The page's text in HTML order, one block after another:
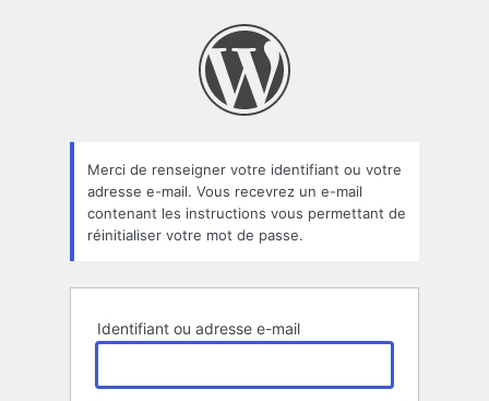
oublié
Merci de renseigner votre identifiant ou votre
adresse e-mail. Vous recevrez un e-mail
contenant les instructions vous permettant de
réinitialiser votre mot de passe.
Identifiant ou adresse e-mail